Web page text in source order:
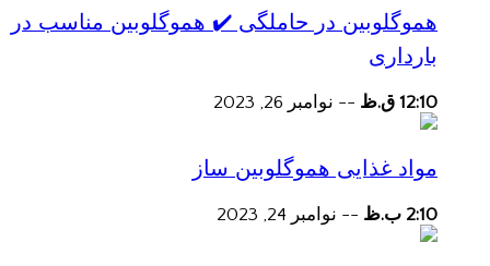
هموگلوبین در حاملگی ✔️ هموگلوبین مناسب در
بارداری
12:10 ق.ظ -- نوامبر 26, 2023
مواد غذایی هموگلوبین ساز
2:10 ب.ظ -- نوامبر 24, 2023